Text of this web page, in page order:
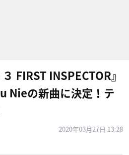
FIRST INSPECTOR』
Nieの新曲に決定！テ
2020年03月27日 13:28